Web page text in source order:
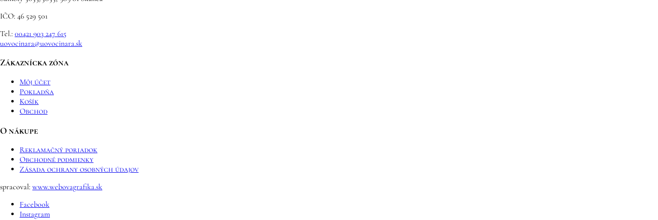
IČO: 46 529 501
Tel.: 00421 903 247 615
uovocinara@uovocinara.sk
Zákaznícka zóna
Môj účet
Pokladňa
Košík
Obchod
O nákupe
Reklamačný poriadok
Obchodné podmienky
Zásada ochrany osobných údajov
spracoval: www.webovagrafika.sk
Facebook
Instagram